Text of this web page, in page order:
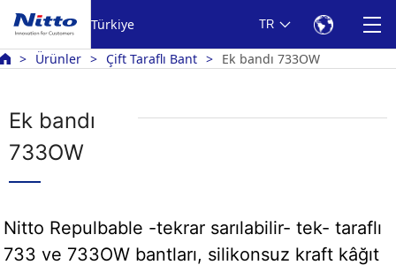
Türkiye TR
Ürünler Çift Taraflı Bant Ek bandı 733OW
Ek bandı
733OW
Nitto Repulbable -tekrar sarılabilir- tek- taraflı
733 ve 733OW bantları, silikonsuz kraft kâğıt